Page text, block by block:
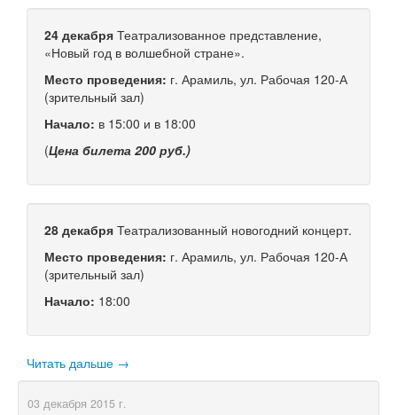
24 декабря Театрализованное представление,
«Новый год в волшебной стране».
Место проведения: г. Арамиль, ул. Рабочая 120-А
(зрительный зал)
Начало: в 15:00 и в 18:00
(Цена билета 200 руб.)
28 декабря Театрализованный новогодний концерт.
Место проведения: г. Арамиль, ул. Рабочая 120-А
(зрительный зал)
Начало: 18:00
Читать дальше →
03 декабря 2015 г.